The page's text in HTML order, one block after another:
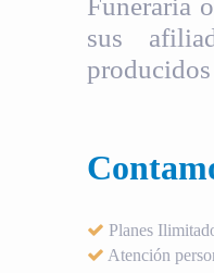
Funeraria
sus
Planes
Atención